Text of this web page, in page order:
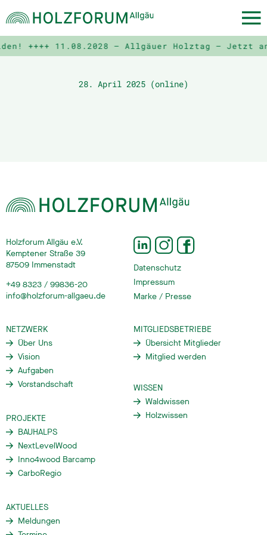
++++ 11.08.2028 – Allgäuer Holztag – Jetzt
28. April 2025 (online)
Holzforum Allgäu e.V.
Kemptener Straße 39
87509 Immenstadt
+49 8323 / 99836-20
info@holzforum-allgaeu.de
Datenschutz
Impressum
Marke / Presse
NETZWERK
Über Uns
Vision
Aufgaben
Vorstandschaft
MITGLIEDSBETRIEBE
Übersicht Mitglieder
Mitglied werden
WISSEN
Waldwissen
Holzwissen
PROJEKTE
BAUHALPS
NextLevelWood
Inno4wood Barcamp
CarboRegio
AKTUELLES
Meldungen